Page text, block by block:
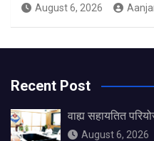
August 6, 2026
Recent Post
वाह्य सहायतित
August 6, 2026